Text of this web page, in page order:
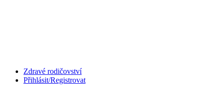
Zdravé rodičovství
Přihlásit/Registrovat